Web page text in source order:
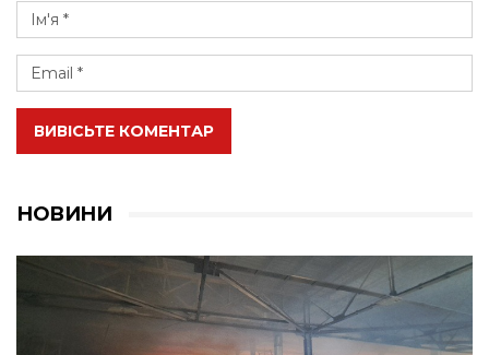
ВИВІСЬТЕ КОМЕНТАР
НОВИНИ